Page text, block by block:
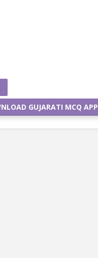
GUJARATI MCQ APP